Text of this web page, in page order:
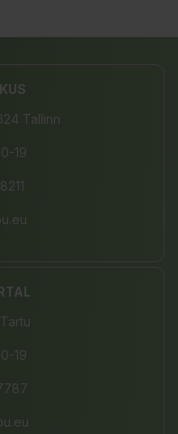
Tallinn
19
19